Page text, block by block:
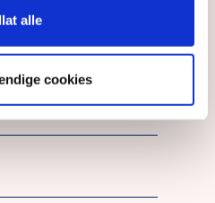
alle
cookies
fra oss